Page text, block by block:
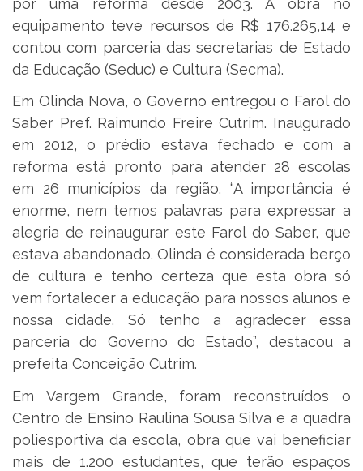
por uma reforma desde 2003. A obra no
equipamento teve recursos de R$ 176.265,14 e
contou com parceria das secretarias de Estado
da Educação (Seduc) e Cultura (Secma).
Em Olinda Nova, o Governo entregou o Farol do
Saber Pref. Raimundo Freire Cutrim. Inaugurado
em 2012, o prédio estava fechado e com a
reforma está pronto para atender 28 escolas
em 26 municípios da região. “A importância é
enorme, nem temos palavras para expressar a
alegria de reinaugurar este Farol do Saber, que
estava abandonado. Olinda é considerada berço
de cultura e tenho certeza que esta obra só
vem fortalecer a educação para nossos alunos e
nossa cidade. Só tenho a agradecer essa
parceria do Governo do Estado”, destacou a
prefeita Conceição Cutrim.
Em Vargem Grande, foram reconstruídos o
Centro de Ensino Raulina Sousa Silva e a quadra
poliesportiva da escola, obra que vai beneficiar
mais de 1.200 estudantes, que terão espaços